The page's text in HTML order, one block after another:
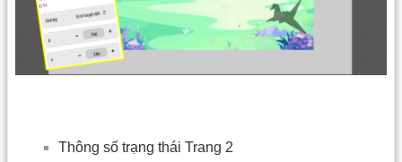
Thông số trạng thái Trang 2